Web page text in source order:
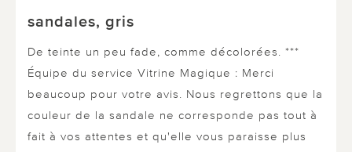
sandales, gris
De teinte un peu fade, comme décolorées. ***
Équipe du service Vitrine Magique : Merci
beaucoup pour votre avis. Nous regrettons que la
couleur de la sandale ne corresponde pas tout à
fait à vos attentes et qu'elle vous paraisse plus